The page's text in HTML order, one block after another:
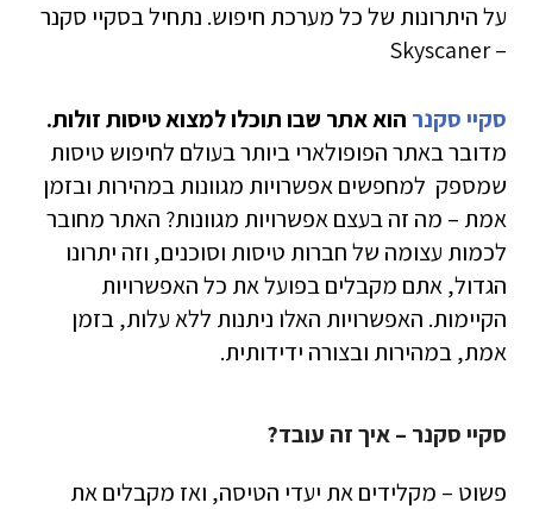
על היתרונות של כל מערכת חיפוש. נתחיל בסקיי סקנר
– Skyscaner
סקיי סקנר הוא אתר שבו תוכלו למצוא טיסות זולות.
מדובר באתר הפופולארי ביותר בעולם לחיפוש טיסות
שמספק למחפשים אפשרויות מגוונות במהירות ובזמן
אמת – מה זה בעצם אפשרויות מגוונות? האתר מחובר
לכמות עצומה של חברות טיסות וסוכנים, וזה יתרונו
הגדול, אתם מקבלים בפועל את כל האפשרויות
הקיימות. האפשרויות האלו ניתנות ללא עלות, בזמן
אמת, במהירות ובצורה ידידותית.
סקיי סקנר – איך זה עובד?
פשוט – מקלידים את יעדי הטיסה, ואז מקבלים את